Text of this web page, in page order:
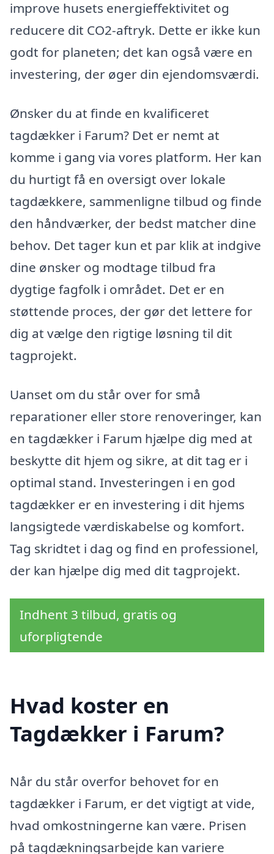
improve husets energieffektivitet og
reducere dit CO2-aftryk. Dette er ikke kun
godt for planeten; det kan også være en
investering, der øger din ejendomsværdi.
Ønsker du at finde en kvalificeret
tagdækker i Farum? Det er nemt at
komme i gang via vores platform. Her kan
du hurtigt få en oversigt over lokale
tagdækkere, sammenligne tilbud og finde
den håndværker, der bedst matcher dine
behov. Det tager kun et par klik at indgive
dine ønsker og modtage tilbud fra
dygtige fagfolk i området. Det er en
støttende proces, der gør det lettere for
dig at vælge den rigtige løsning til dit
tagprojekt.
Uanset om du står over for små
reparationer eller store renoveringer, kan
en tagdækker i Farum hjælpe dig med at
beskytte dit hjem og sikre, at dit tag er i
optimal stand. Investeringen i en god
tagdækker er en investering i dit hjems
langsigtede værdiskabelse og komfort.
Tag skridtet i dag og find en professionel,
der kan hjælpe dig med dit tagprojekt.
Indhent 3 tilbud, gratis og
uforpligtende
Hvad koster en
Tagdækker i Farum?
Når du står overfor behovet for en
tagdækker i Farum, er det vigtigt at vide,
hvad omkostningerne kan være. Prisen
på tagdækningsarbejde kan variere